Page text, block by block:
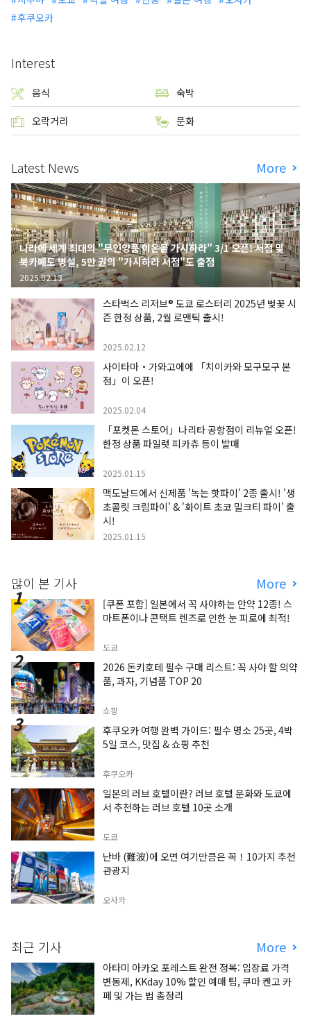
후쿠오카
Interest
음식 숙박
오락거리 문화
Latest News More
나라에 세계 최대의 "무인양품 이온몰 가시하라" 3/1 오픈! 서점 및
북카페도 병설, 5만 권의 "가시하라 서점"도 출점
2025.02.13
스타벅스 리저브® 도쿄 로스터리 2025년 벚꽃 시
즌 한정 상품, 2월 로맨틱 출시!
2025.02.12
사이타마・가와고에에 「치이카와 모구모구 본
점」이 오픈!
2025.02.04
「포켓몬 스토어」나리타 공항점이 리뉴얼 오픈!
한정 상품 파일럿 피카츄 등이 발매
2025.01.15
맥도날드에서 신제품 '녹는 핫파이' 2종 출시! '생
초콜릿 크림파이' & '화이트 초코 밀크티 파이' 출
시!
2025.01.15
많이 본 기사 More
[쿠폰 포함] 일본에서 꼭 사야하는 안약 12종! 스
마트폰이나 콘택트 렌즈로 인한 눈 피로에 최적!
도쿄
2026 돈키호테 필수 구매 리스트: 꼭 사야 할 의약
품, 과자, 기념품 TOP 20
쇼핑
후쿠오카 여행 완벽 가이드: 필수 명소 25곳, 4박
5일 코스, 맛집 & 쇼핑 추천
후쿠오카
일본의 러브 호텔이란? 러브 호텔 문화와 도쿄에
서 추천하는 러브 호텔 10곳 소개
도쿄
난바 (難波)에 오면 여기만큼은 꼭！10가지 추천
관광지
오사카
최근 기사 More
아타미 아카오 포레스트 완전 정복: 입장료 가격
변동제, KKday 10% 할인 예매 팁, 쿠마 켄고 카
페 및 가는 법 총정리